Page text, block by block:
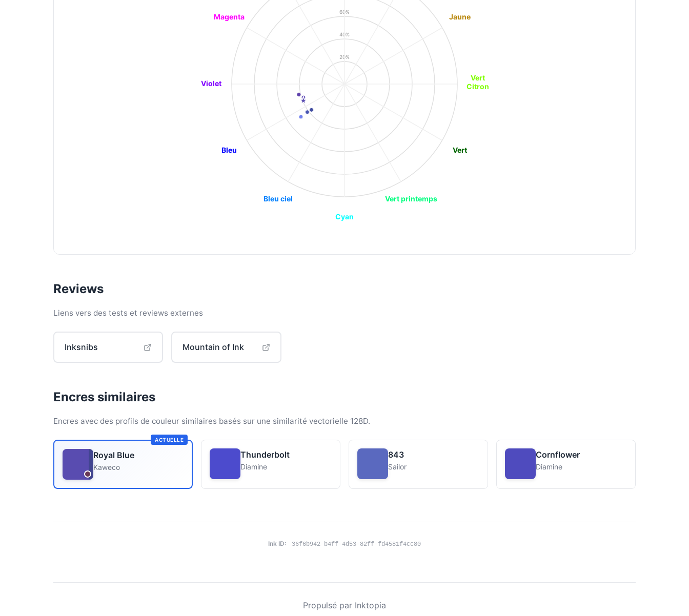
20%
40%
60%
Jaune
Vert
Citron
Vert
Vert printemps
Cyan
Bleu ciel
Bleu
Violet
Magenta
Reviews
Liens vers des tests et reviews externes
Inksnibs Mountain of Ink
Encres similaires
Encres avec des profils de couleur similaires basés sur une similarité vectorielle 128D.
ACTUELLE
Royal Blue
Kaweco
Thunderbolt
Diamine
843
Sailor
Cornflower
Diamine
Ink ID: 36f6b942-b4ff-4d53-82ff-fd4581f4cc80
Propulsé par Inktopia